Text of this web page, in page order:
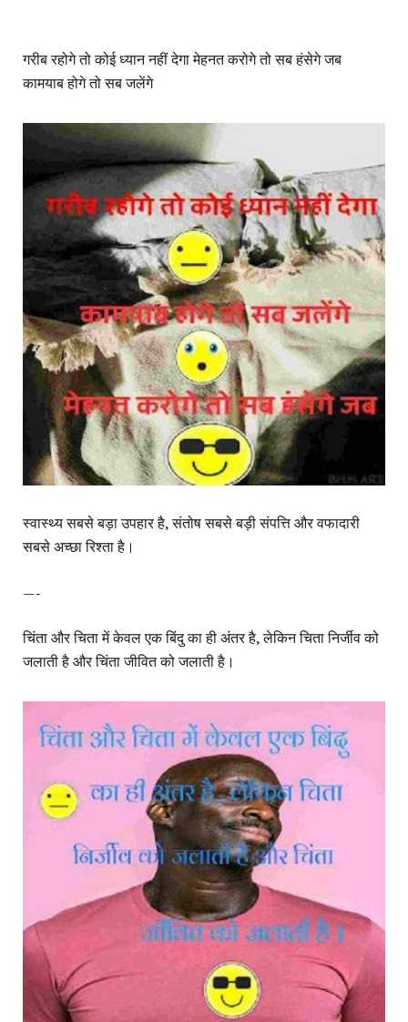
गरीब रहोगे तो कोई ध्यान नहीं देगा मेहनत करोगे तो सब हंसेगे जब
कामयाब होगे तो सब जलेंगे
स्वास्थ्य सबसे बड़ा उपहार है, संतोष सबसे बड़ी संपत्ति और वफादारी
सबसे अच्छा रिश्ता है।
—-
चिंता और चिता में केवल एक बिंदु का ही अंतर है, लेकिन चिता निर्जीव को
जलाती है और चिंता जीवित को जलाती है।